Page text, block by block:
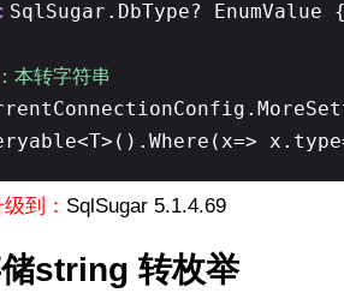
SqlSugar.DbType? EnumValue
本转字符串
到： SqlSugar 5.1.4.69
string 转枚举